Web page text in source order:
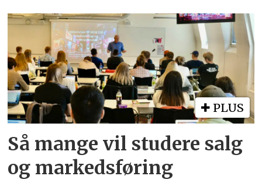
PLUS
Så mange vil studere salg
og markedsføring